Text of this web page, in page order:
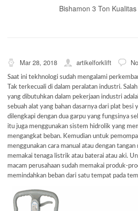
Bishamon 3 Ton
Mar 28, 2018 artikelforklift
Saat ini tekhnologi sudah mengalami
Tak terkecuali di dalam peralatan industri.
yang dibutuhkan dalam pekerjaan industri
sebuah alat yang bahan dasarnya dari plat besi
dilengkapi dengan dua garpu yang fungsinya
itu juga menggunakan sistem hidrolik yang
mengangkat beban. Kemudian untuk
menggunakan cara manual atau dengan
memakai tenaga listrik atau baterai atau aki.
macam perusahaan sudah memakai produk-
memindahkan beban dari satu tempat pada